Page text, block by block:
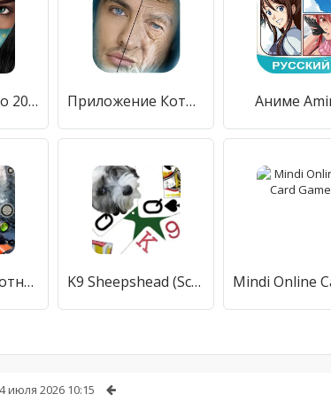
Маски на Лицо 2021 Приложение Которое Старит Лицо: Старое Лицо Камера Аниме
Охота на Животных Снайперский K9 Sheepshead (Schafkopf)
4 июля 2026 10:15